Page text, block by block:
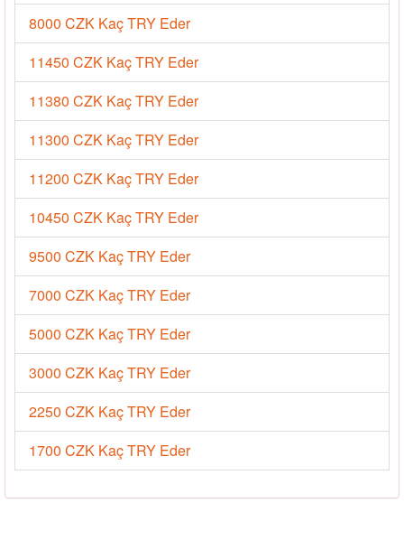
8000 CZK Kaç TRY Eder
11450 CZK Kaç TRY Eder
11380 CZK Kaç TRY Eder
11300 CZK Kaç TRY Eder
11200 CZK Kaç TRY Eder
10450 CZK Kaç TRY Eder
9500 CZK Kaç TRY Eder
7000 CZK Kaç TRY Eder
5000 CZK Kaç TRY Eder
3000 CZK Kaç TRY Eder
2250 CZK Kaç TRY Eder
1700 CZK Kaç TRY Eder